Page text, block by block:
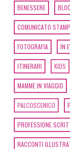
BENESSERE
COMUNICATO
FOTOGRAFIA IN
ITINERARI KIDS
MAMME IN VIAGGIO
PALCOSCENICO
PROFESSIONE
RACCONTI